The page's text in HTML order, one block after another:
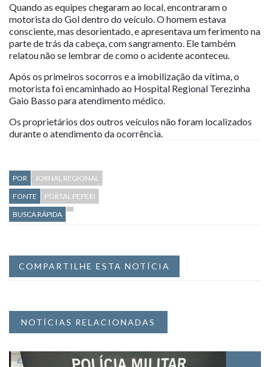
Quando as equipes chegaram ao local, encontraram o
motorista do Gol dentro do veículo. O homem estava
consciente, mas desorientado, e apresentava um ferimento na
parte de trás da cabeça, com sangramento. Ele também
relatou não se lembrar de como o acidente aconteceu.
Após os primeiros socorros e a imobilização da vítima, o
motorista foi encaminhado ao Hospital Regional Terezinha
Gaio Basso para atendimento médico.
Os proprietários dos outros veículos não foram localizados
durante o atendimento da ocorrência.
POR
JORNAL REGIONAL
FONTE
PORTAL PEPERI
BUSCA RÁPIDA
COMPARTILHE ESTA NOTÍCIA
NOTÍCIAS RELACIONADAS